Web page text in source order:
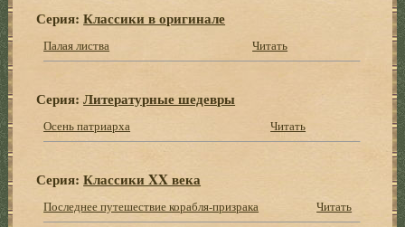
Серия:Классики в оригинале
Палая листва Читать
Серия:Литературные шедевры
Осень патриарха Читать
Серия:Классики XX века
Последнее путешествие корабля-призрака Читать